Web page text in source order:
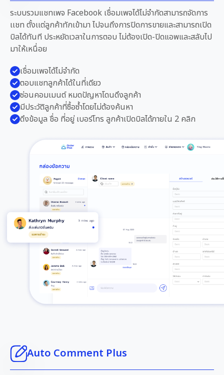
ระบบรวมแชทเพจ Facebook เชื่อมเพจได้ไม่จำกัดสามารถจัดการ
เเชท ตั้งเเต่ลูกค้าทักเข้ามา ไปจนถึงการปิดการขายและสามารถเปิด
บิลได้ทันที ประหยัดเวลาในการตอบ ไม่ต้องเปิด-ปิดแอพและสลับไป
มาให้เหนื่อย
เชื่อมเพจได้ไม่จำกัด
ตอบแชทลูกค้าได้ในที่เดียว
ซ่อนคอมเมนต์ หมดปัญหาโดนดึงลูกค้า
มีประวัติลูกค้าที่ซื้อซ้ำโดยไม่ต้องค้นหา
ดึงข้อมูล ชื่อ ที่อยู่ เบอร์โทร ลูกค้าเปิดบิลได้ภายใน 2 คลิก
Auto Comment Plus